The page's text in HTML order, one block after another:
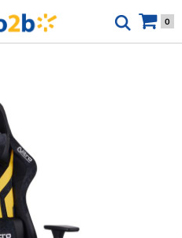
0